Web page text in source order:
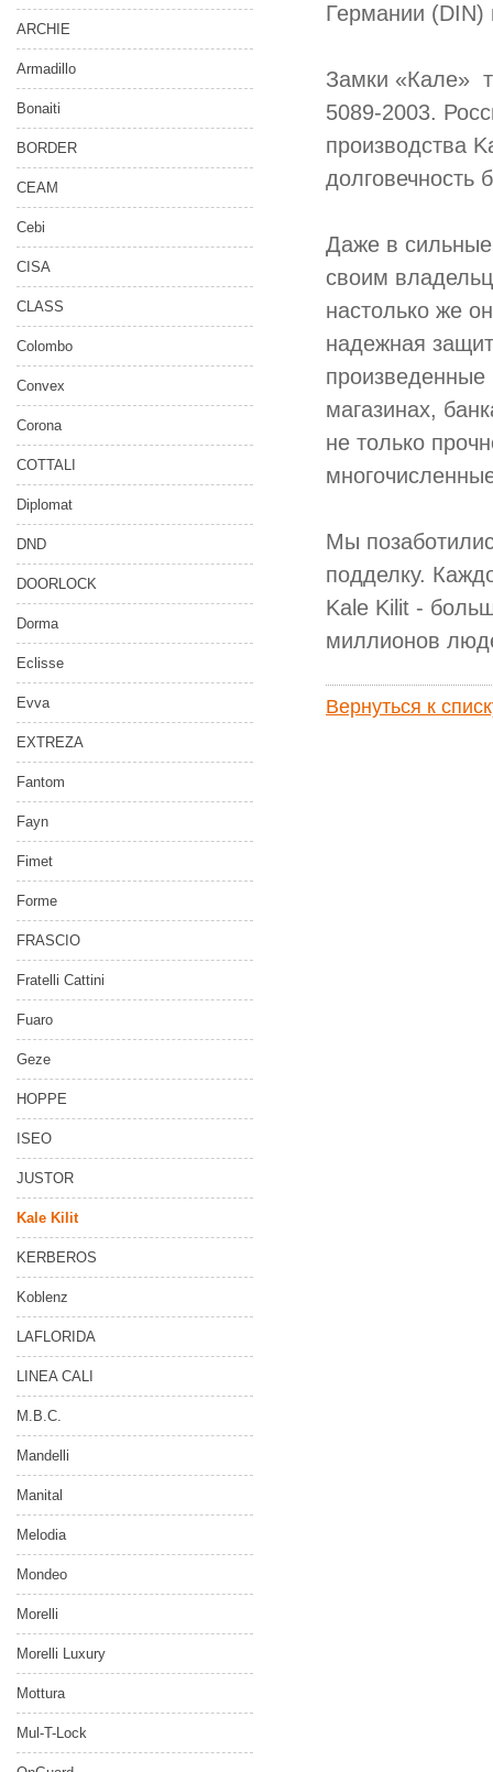
ARCHIE
Armadillo
Bonaiti
BORDER
CEAM
Cebi
CISA
CLASS
Colombo
Convex
Corona
COTTALI
Diplomat
DND
DOORLOCK
Dorma
Eclisse
Evva
EXTREZA
Fantom
Fayn
Fimet
Forme
FRASCIO
Fratelli Cattini
Fuaro
Geze
HOPPE
ISEO
JUSTOR
Kale Kilit
KERBEROS
Koblenz
LAFLORIDA
LINEA CALI
M.B.C.
Mandelli
Manital
Melodia
Mondeo
Morelli
Morelli Luxury
Mottura
Mul-T-Lock
Германии (DIN)
Замки «Кале»
5089-2003.
производства
долговечность
Даже в
своим
настолько же
надежная
магазинах,
не только
Мы
подделку.
Kale Kilit -
миллионов
Вернуться к